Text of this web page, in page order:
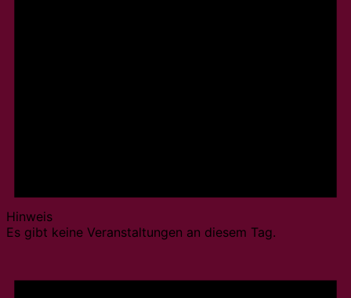
Hinweis
Es gibt keine Veranstaltungen an diesem Tag.